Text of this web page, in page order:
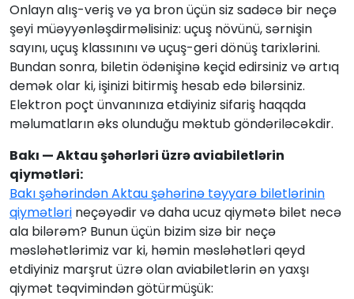
Onlayn alış-veriş və ya bron üçün siz sadəcə bir neçə
şeyi müəyyənləşdirməlisiniz: uçuş növünü, sərnişin
sayını, uçuş klassınını və uçuş-geri dönüş tarixlərini.
Bundan sonra, biletin ödənişinə keçid edirsiniz və artıq
demək olar ki, işinizi bitirmiş hesab edə bilərsiniz.
Elektron poçt ünvanınıza etdiyiniz sifariş haqqda
məlumatların əks olunduğu məktub göndəriləcəkdir.
Bakı — Aktau şəhərləri üzrə aviabiletlərin
qiymətləri:
Bakı şəhərindən Aktau şəhərinə təyyarə biletlərinin
qiymətləri neçəyədir və daha ucuz qiymətə bilet necə
ala bilərəm? Bunun üçün bizim sizə bir neçə
məsləhətlərimiz var ki, həmin məsləhətləri qeyd
etdiyiniz marşrut üzrə olan aviabiletlərin ən yaxşı
qiymət təqvimindən götürmüşük: